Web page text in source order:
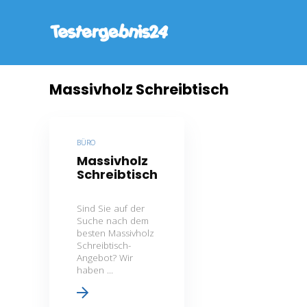
Massivholz Schreibtisch
BÜRO
Massivholz
Schreibtisch
Sind Sie auf der
Suche nach dem
besten Massivholz
Schreibtisch-
Angebot? Wir
haben ...